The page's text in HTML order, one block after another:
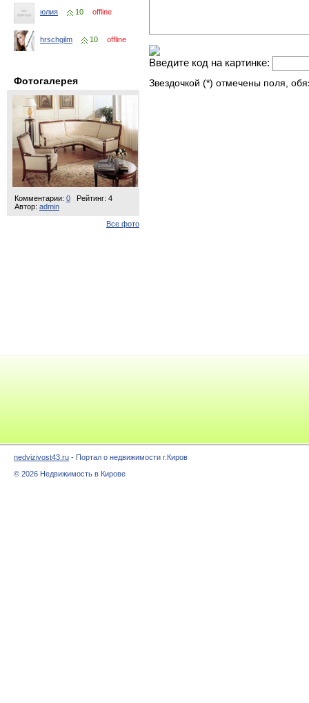
юлия 10 offline
hrschgilm 10 offline
Фотогалерея
Комментарии: 0
Рейтинг: 4
Автор: admin
Все фото
Введите код на картинке:
Звездочкой (*) отмечены поля,
nedvizivost43.ru - Портал о недвижимости г.Киров
© 2026 Недвижимость в Кирове